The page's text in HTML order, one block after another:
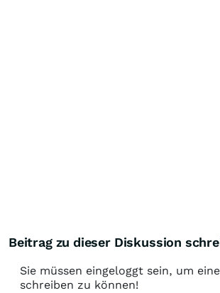
Beitrag zu dieser Diskussion
Sie müssen eingeloggt sein, um
schreiben zu können!